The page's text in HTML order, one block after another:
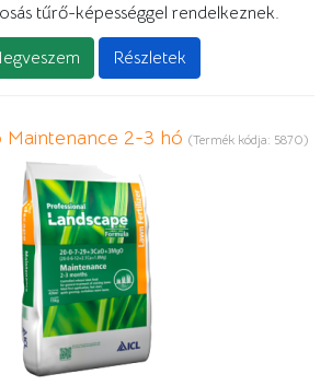
tűrő-képességgel rendelkeznek.
Részletek
Maintenance 2-3 hó (Termék kódja: 5870)